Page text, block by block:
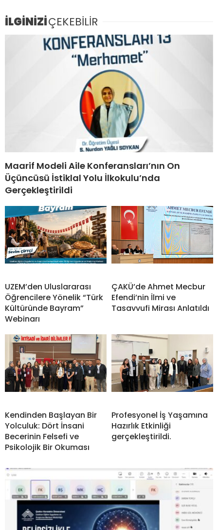
İLGİNİZİÇEKEBİLİR
Maarif Modeli Aile Konferansları’nın On
Üçüncüsü İstiklal Yolu İlkokulu’nda
Gerçekleştirildi
UZEM’den Uluslararası
Öğrencilere Yönelik “Türk
Kültüründe Bayram”
Webinarı
ÇAKÜ’de Ahmet Mecbur
Efendi’nin İlmi ve
Tasavvufi Mirası Anlatıldı
Kendinden Başlayan Bir
Yolculuk: Dört İnsani
Becerinin Felsefi ve
Psikolojik Bir Okuması
Profesyonel İş Yaşamına
Hazırlık Etkinliği
gerçekleştirildi.